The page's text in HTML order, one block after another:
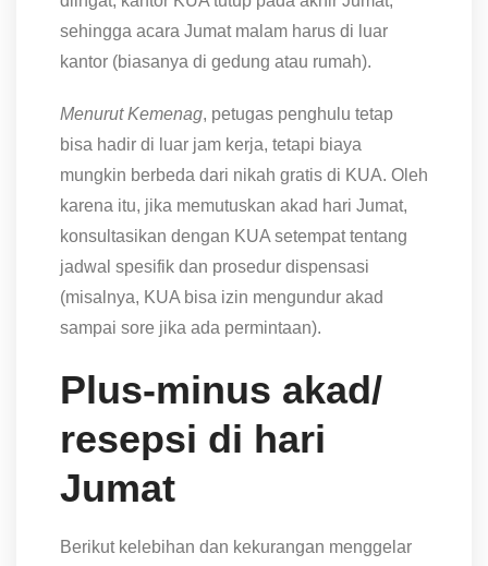
sehingga acara Jumat malam harus di luar
kantor (biasanya di gedung atau rumah).
Menurut Kemenag, petugas penghulu tetap
bisa hadir di luar jam kerja, tetapi biaya
mungkin berbeda dari nikah gratis di KUA. Oleh
karena itu, jika memutuskan akad hari Jumat,
konsultasikan dengan KUA setempat tentang
jadwal spesifik dan prosedur dispensasi
(misalnya, KUA bisa izin mengundur akad
sampai sore jika ada permintaan).
Plus-minus akad/
resepsi di hari
Jumat
Berikut kelebihan dan kekurangan menggelar